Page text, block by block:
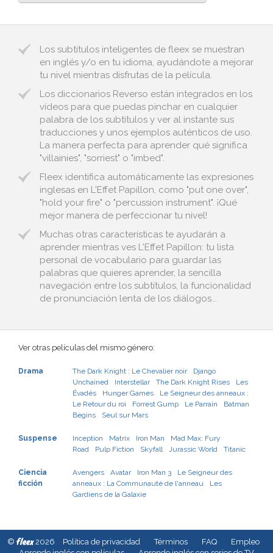
Los subtítulos inteligentes de fleex se muestran
en inglés y/o en tu idioma, ayudándote a mejorar
tu nivel mientras disfrutas de la película.
Los diccionarios Reverso están integrados en los
vídeos para que puedas pinchar en cualquier
palabra de los subtítulos y ver al instante sus
traducciones y unos ejemplos auténticos de uso.
La manera perfecta para aprender qué significa
"villainies", "sorriest" o "imbed".
Fleex identifica automáticamente las expresiones
inglesas en L'Effet Papillon, como "put one over",
"hold your fire" o "percussion instrument". ¡Qué
mejor manera de perfeccionar tu nivel!
Muchas otras características te ayudarán a
aprender mientras ves L'Effet Papillon: tu lista
personal de vocabulario para guardar las
palabras que quieres aprender, la sencilla
navegación entre los subtítulos, la funcionalidad
de pronunciación lenta de los diálogos...
Ver otras películas del mismo género:
Drama The Dark Knight : Le Chevalier noir
Django
Unchained
Interstellar The Dark Knight Rises
Les
Évadés
Hunger Games
Le Seigneur des anneaux :
Le Retour du roi
Forrest Gump Le Parrain
Batman
Begins
Seul sur Mars
Suspense Inception Matrix Iron Man
Mad Max: Fury
Road
Pulp Fiction Skyfall Jurassic World Titanic
Ciencia
ficción
Avengers Avatar Iron Man 3
Le Seigneur des
anneaux : La Communauté de l'anneau
Les
Gardiens de la Galaxie
© fleex2026 Política de privacidad Términos FAQ
Empleo